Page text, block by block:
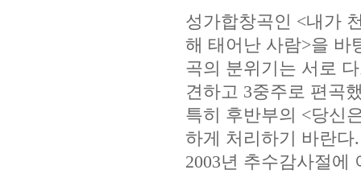
성가합창곡인 <내가
해 태어난 사람>을 바
곡의 분위기는 서로
견하고 3중주로 편곡
특히 후반부의 <당신
하게 처리하기 바란다.
2003년 추수감사절에